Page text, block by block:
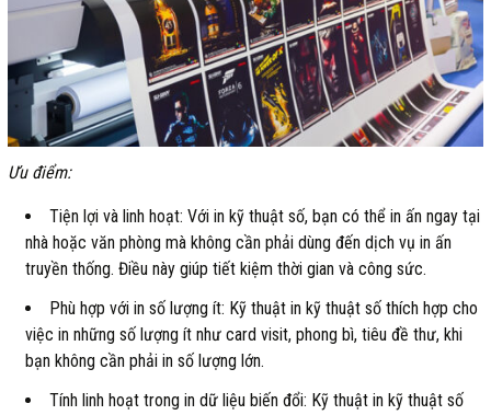
Ưu điểm:
Tiện lợi và linh hoạt: Với in kỹ thuật số, bạn có thể in ấn ngay tại
nhà hoặc văn phòng mà không cần phải dùng đến dịch vụ in ấn
truyền thống. Điều này giúp tiết kiệm thời gian và công sức.
Phù hợp với in số lượng ít: Kỹ thuật in kỹ thuật số thích hợp cho
việc in những số lượng ít như card visit, phong bì, tiêu đề thư, khi
bạn không cần phải in số lượng lớn.
Tính linh hoạt trong in dữ liệu biến đổi: Kỹ thuật in kỹ thuật số